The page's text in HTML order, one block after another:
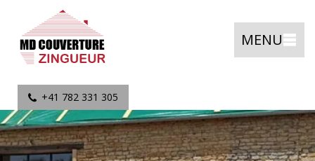
MENU
+41 782 331 305